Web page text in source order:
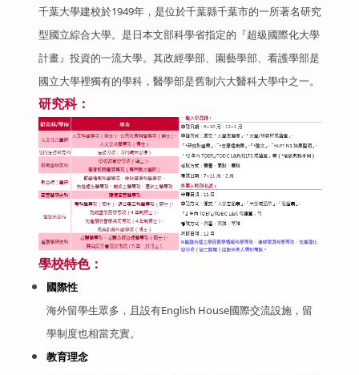
千葉大學建校於1949年，是位於千葉縣千葉市的一所著名研究
型國立綜合大學。是日本文部科學省指定的『超級國際化大學
計畫』投資的一流大學。其政經學部、園藝學部、看護學部是
國立大學裡獨有的學科，醫學部是舊制六大醫科大學中之一。
研究科：
學校特色：
國際性
海外留學生眾多，且設有English House國際交流設施，留
學制度也相當充實。
教育理念